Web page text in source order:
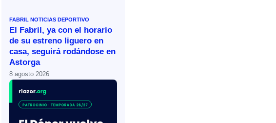
FABRIL NOTICIAS DEPORTIVO
El Fabril, ya con el horario
de su estreno liguero en
casa, seguirá rodándose en
Astorga
8 agosto 2026